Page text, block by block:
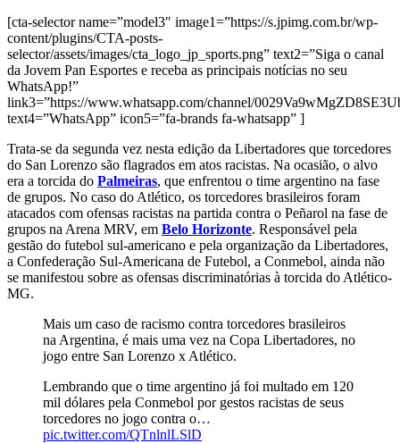
[cta-selector name=”model3″ image1=”https://s.jpimg.com.br/wp-
content/plugins/CTA-posts-
selector/assets/images/cta_logo_jp_sports.png” text2=”Siga o canal
da Jovem Pan Esportes e receba as principais notícias no seu
WhatsApp!”
link3=”https://www.whatsapp.com/channel/
text4=”WhatsApp” icon5=”fa-brands fa-whatsapp” ]
Trata-se da segunda vez nesta edição da Libertadores que torcedores
do San Lorenzo são flagrados em atos racistas. Na ocasião, o alvo
era a torcida do Palmeiras, que enfrentou o time argentino na fase
de grupos. No caso do Atlético, os torcedores brasileiros foram
atacados com ofensas racistas na partida contra o Peñarol na fase de
grupos na Arena MRV, em Belo Horizonte. Responsável pela
gestão do futebol sul-americano e pela organização da Libertadores,
a Confederação Sul-Americana de Futebol, a Conmebol, ainda não
se manifestou sobre as ofensas discriminatórias à torcida do Atlético-
MG.
Mais um caso de racismo contra torcedores brasileiros
na Argentina, é mais uma vez na Copa Libertadores, no
jogo entre San Lorenzo x Atlético.
Lembrando que o time argentino já foi multado em 120
mil dólares pela Conmebol por gestos racistas de seus
torcedores no jogo contra o…
pic.twitter.com/QTnlnlLSlD